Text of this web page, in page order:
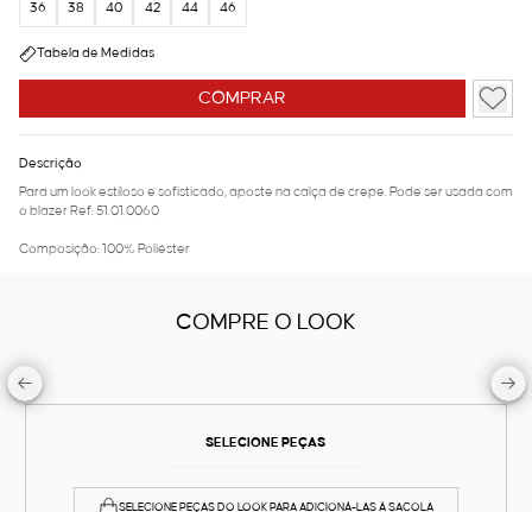
COMPRAR
36 38 40 42 44 46
Tabela de Medidas
Descrição
Para um look estiloso e sofisticado, aposte na calça de crepe. Pode ser usada com
o blazer Ref: 51.01.0060
Composição: 100% Poliéster
COMPRE O LOOK
SELECIONE PEÇAS
SELECIONE PEÇAS DO LOOK PARA ADICIONÁ-LAS À SACOLA